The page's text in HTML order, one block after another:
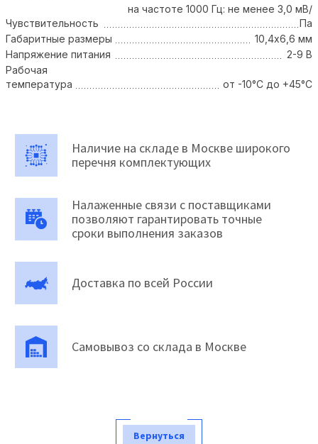
Чувствительность
на частоте 1000 Гц: не менее 3,0 мВ/
Па
Габаритные размеры
10,4х6,6 мм
Напряжение питания
2-9 В
Рабочая
температура
от -10°C до +45°C
Наличие на складе в Москве широкого
перечня комплектующих
Налаженные связи с поставщиками
позволяют гарантировать точные
сроки выполнения заказов
Доставка по всей России
Самовывоз со склада в Москве
Вернуться